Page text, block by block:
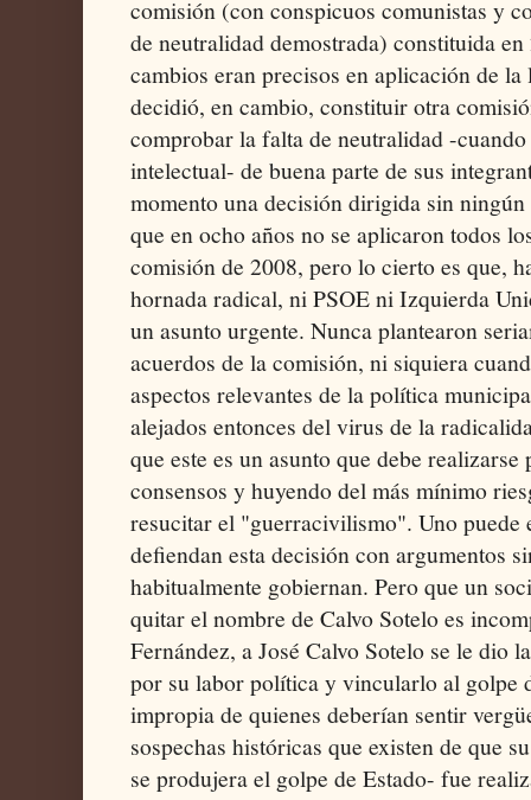
comisión (con conspicuos comunistas y
de neutralidad demostrada) constituida
cambios eran precisos en aplicación de
decidió, en cambio, constituir otra
comprobar la falta de neutralidad -
intelectual- de buena parte de sus
momento una decisión dirigida sin
que en ocho años no se aplicaron todos
comisión de 2008, pero lo cierto es que,
hornada radical, ni PSOE ni Izquierda
un asunto urgente. Nunca plantearon
acuerdos de la comisión, ni siquiera
aspectos relevantes de la política
alejados entonces del virus de la
que este es un asunto que debe realizarse
consensos y huyendo del más mínimo
resucitar el "guerracivilismo". Uno puede
defiendan esta decisión con argumentos
habitualmente gobiernan. Pero que un
quitar el nombre de Calvo Sotelo es
Fernández, a José Calvo Sotelo se le dio
por su labor política y vincularlo al golpe
impropia de quienes deberían sentir
sospechas históricas que existen de que
se produjera el golpe de Estado- fue